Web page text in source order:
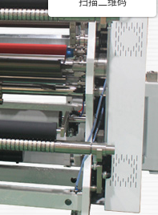
扫描二维码